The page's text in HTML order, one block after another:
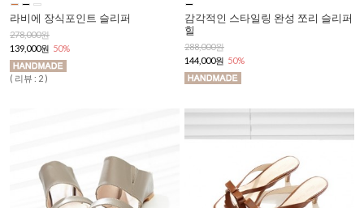
라비에 장식포인트 슬리퍼
278,000원
139,000원 50%
( 리뷰 : 2 )
감각적인 스타일링 완성 쪼리 슬리퍼
힐
288,000원
144,000원 50%